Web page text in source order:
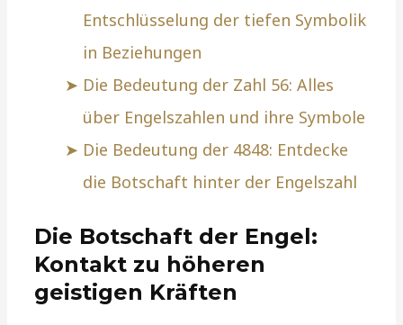
Entschlüsselung der tiefen Symbolik
in Beziehungen
Die Bedeutung der Zahl 56: Alles
über Engelszahlen und ihre Symbole
Die Bedeutung der 4848: Entdecke
die Botschaft hinter der Engelszahl
Die Botschaft der Engel:
Kontakt zu höheren
geistigen Kräften